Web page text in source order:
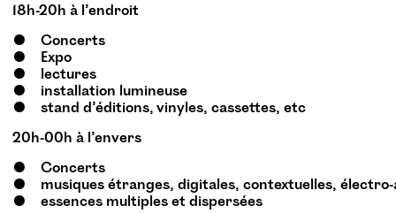
18h-20h à l’endroit
Concerts
Expo
lectures
installation lumineuse
stand d’éditions, vinyles, cassettes, etc
20h-00h à l’envers
Concerts
musiques étranges, digitales, contextuelles,
essences multiples et dispersées